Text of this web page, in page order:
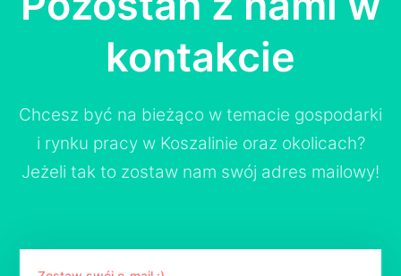
kontakcie
Chcesz być na bieżąco w temacie gospodarki
i rynku pracy w Koszalinie oraz okolicach?
Jeżeli tak to zostaw nam swój adres mailowy!